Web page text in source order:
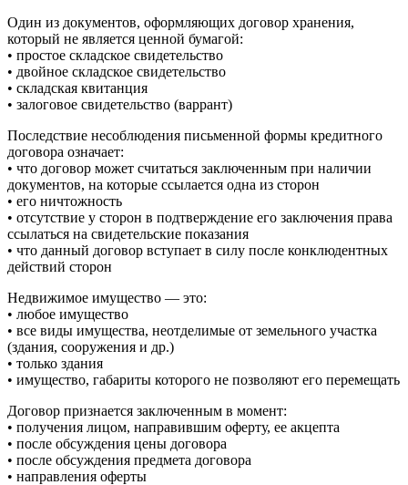
Один из документов, оформляющих договор хранения,
который не является ценной бумагой:
• простое складское свидетельство
• двойное складское свидетельство
• складская квитанция
• залоговое свидетельство (варрант)
Последствие несоблюдения письменной формы кредитного
договора означает:
• что договор может считаться заключенным при наличии
документов, на которые ссылается одна из сторон
• его ничтожность
• отсутствие у сторон в подтверждение его заключения права
ссылаться на свидетельские показания
• что данный договор вступает в силу после конклюдентных
действий сторон
Недвижимое имущество — это:
• любое имущество
• все виды имущества, неотделимые от земельного участка
(здания, сооружения и др.)
• только здания
• имущество, габариты которого не позволяют его перемещать
Договор признается заключенным в момент:
• получения лицом, направившим оферту, ее акцепта
• после обсуждения цены договора
• после обсуждения предмета договора
• направления оферты